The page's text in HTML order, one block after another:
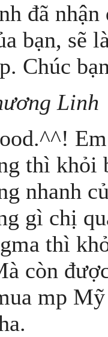
đã
bạn, sẽ
Chúc
Linh
thì khỏi
nhanh
gì chị
thì
còn
mp